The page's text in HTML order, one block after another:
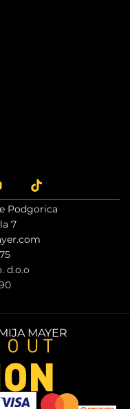
Podgorica
7
d.o.o
MAYER